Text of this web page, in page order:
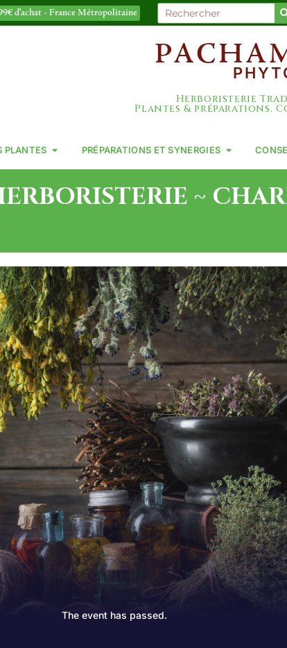
d'achat - France Métropolitaine
Herboristerie
Plantes & préparations.
PLANTES PRÉPARATIONS ET SYNERGIES
~
The event has passed.